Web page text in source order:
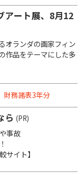
アート展、8月12
オランダの画家フィン
作品をテーマにした多
財務諸表3年分
ら (PR)
事故
サイト】